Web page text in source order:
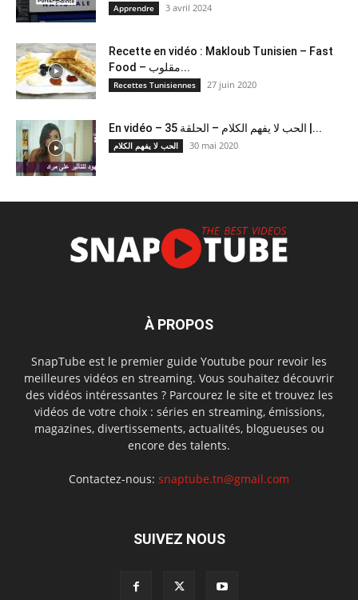
Apprendre 3 avril 2024
Recette en vidéo : Makloub Tunisien – Fast
Food – مقلوب...
Recettes Tunisiennes 27 juin 2020
En vidéo – الحب لا يفهم الكلام – الحلقة 35 |...
الحب لا يفهم الكلام 30 mai 2020
À PROPOS
SnapTube est le premier guide Youtube pour revoir les
meilleures vidéos en streaming. Vous souhaitez découvrir
des vidéos intéressantes ? Parcourez le site et trouvez les
vidéos de votre choix : séries en streaming, émissions,
magazines, divertissements, actualités, blogueuses ou
encore des talents.
Contactez-nous: snaptube.tn@gmail.com
SUIVEZ NOUS